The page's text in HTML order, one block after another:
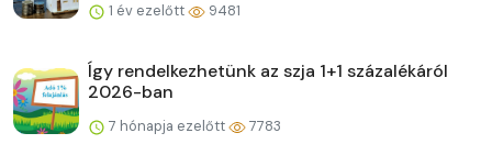
1 év ezelőtt 9481
Így rendelkezhetünk az szja 1+1 százalékáról
2026-ban
7 hónapja ezelőtt 7783